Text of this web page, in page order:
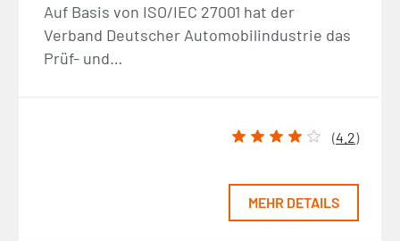
Auf Basis von ISO/IEC 27001 hat der
Verband Deutscher Automobilindustrie das
Prüf- und…
(4.2)
MEHR DETAILS